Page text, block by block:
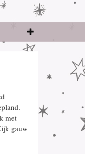
met
gauw